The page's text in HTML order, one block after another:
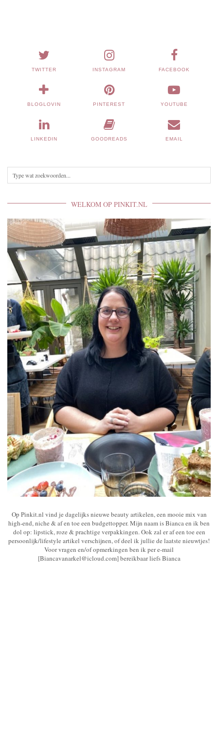
TWITTER INSTAGRAM FACEBOOK
BLOGLOVIN PINTEREST YOUTUBE
LINKEDIN GOODREADS EMAIL
WELKOM OP PINKIT.NL
Op Pinkit.nl vind je dagelijks nieuwe beauty artikelen, een mooie mix van
high-end, niche & af en toe een budgettopper. Mijn naam is Bianca en ik ben
dol op: lipstick, roze & prachtige verpakkingen. Ook zal er af een toe een
persoonlijk/lifestyle artikel verschijnen, of deel ik jullie de laatste nieuwtjes!
Voor vragen en/of opmerkingen ben ik per e-mail
[Biancavanarkel@icloud.com] bereikbaar liefs Bianca